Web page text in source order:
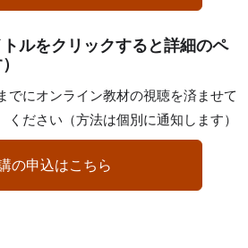
ルをクリックすると詳細のペ
にオンライン教材の視聴を済ませて
ください（方法は個別に通知します）
の申込はこちら
レシリーズ」2025年度開講のお